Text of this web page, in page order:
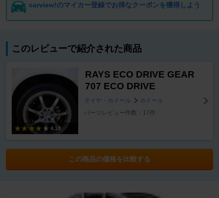
carview!のマイカー登録でお得なクーポンを獲得しよう
このレビューで紹介された商品
4.18
RAYS ECO DRIVE GEAR
707 ECO DRIVE
タイヤ・ホイール
ホイール
パーツレビュー件数：17件
この商品の価格を比較する